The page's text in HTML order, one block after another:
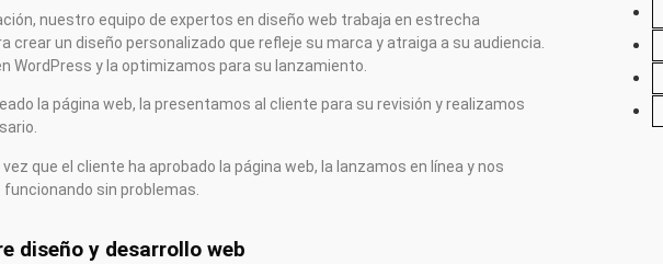
nuestro equipo de expertos en diseño web trabaja en estrecha
crear un diseño personalizado que refleje su marca y atraiga a su audiencia.
WordPress y la optimizamos para su lanzamiento.
la página web, la presentamos al cliente para su revisión y realizamos
que el cliente ha aprobado la página web, la lanzamos en línea y nos
sin problemas.
diseño y desarrollo web